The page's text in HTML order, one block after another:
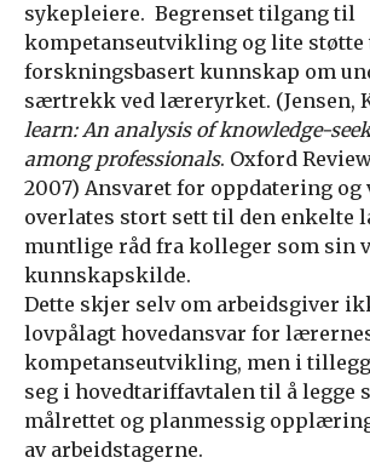
sykepleiere. Begrenset tilgang til
kompetanseutvikling og lite støtte
forskningsbasert kunnskap om
særtrekk ved læreryrket. (Jensen,
learn: An analysis of knowledge-
among professionals. Oxford
2007) Ansvaret for oppdatering
overlates stort sett til den enkelte
muntlige råd fra kolleger som sin
kunnskapskilde.
Dette skjer selv om arbeidsgiver
lovpålagt hovedansvar for
kompetanseutvikling, men i
seg i hovedtariffavtalen til å legge
målrettet og planmessig
av arbeidstagerne.